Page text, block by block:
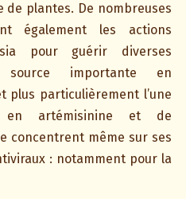
de plantes. De nombreuses
également les actions
pour guérir diverses
source importante en
plus particulièrement l’une
en artémisinine et de
concentrent même sur ses
: notamment pour la